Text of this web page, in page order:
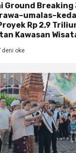
Ground Breaking
Rp 2,9
Kawasan
deni oke